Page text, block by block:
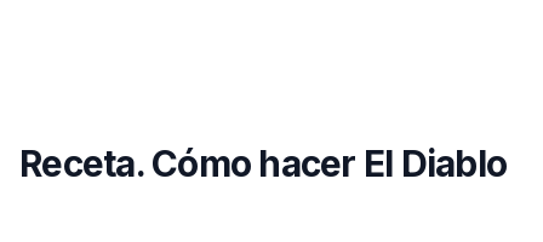
Receta. Cómo hacer El Diablo